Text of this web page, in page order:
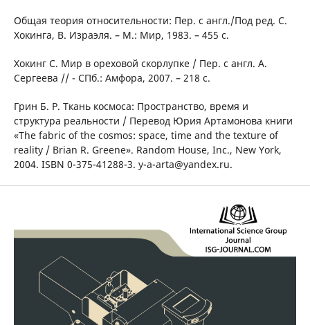
Общая теория относительности: Пер. с англ./Под ред. С.
Хокинга, В. Израэля. – М.: Мир, 1983. – 455 с.
Хокинг С. Мир в ореховой скорлупке / Пер. с англ. А.
Сергеева // - СПб.: Амфора, 2007. – 218 с.
Грин Б. Р. Ткань космоса: Пространство, время и
структура реальности / Перевод Юрия Артамонова книги
«The fabric of the cosmos: space, time and the texture of
reality / Brian R. Greene». Random House, Inc., New York,
2004. ISBN 0-375-41288-3. y-a-arta@yandex.ru.